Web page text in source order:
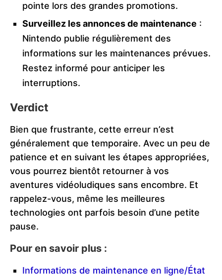
pointe lors des grandes promotions.
Surveillez les annonces de maintenance :
Nintendo publie régulièrement des
informations sur les maintenances prévues.
Restez informé pour anticiper les
interruptions.
Verdict
Bien que frustrante, cette erreur n’est
généralement que temporaire. Avec un peu de
patience et en suivant les étapes appropriées,
vous pourrez bientôt retourner à vos
aventures vidéoludiques sans encombre. Et
rappelez-vous, même les meilleures
technologies ont parfois besoin d’une petite
pause.
Pour en savoir plus :
Informations de maintenance en ligne/État